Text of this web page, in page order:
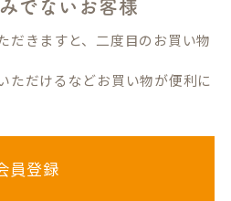
でないお客様
だきますと、二度目のお買い物
ただけるなどお買い物が便利に
員登録